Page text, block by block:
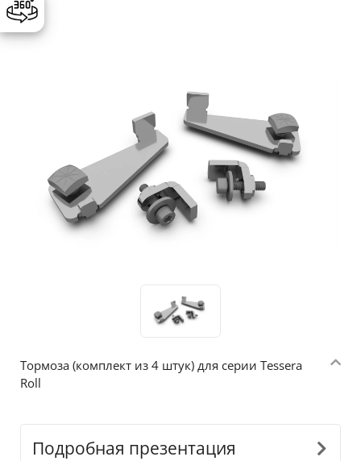
Тормоза (комплект из 4 штук) для серии Tessera
Roll
Подробная презентация